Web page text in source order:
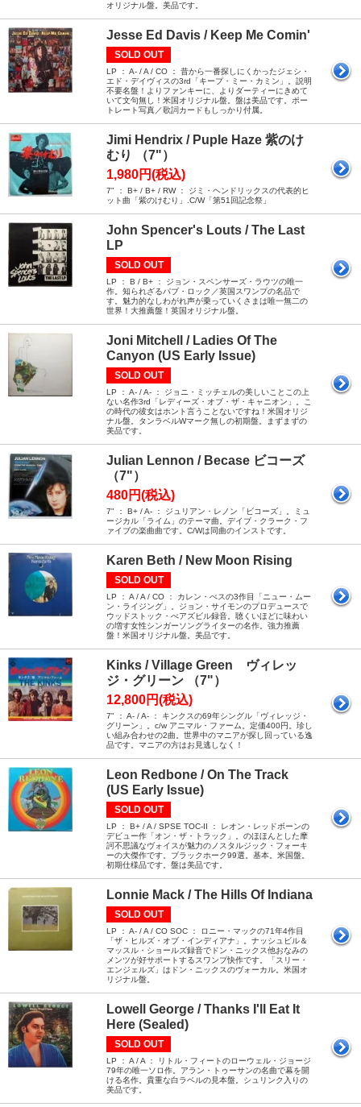
オリジナル盤。美品です。
Jesse Ed Davis / Keep Me Comin'
SOLD OUT
LP ： A- / A / CO ： 昔から一番探しにくかったジェシ・
エド・デイヴィスの3rd「キープ・ミー・カミン」。説明
不要名盤！よりファンキーに、よりダーティーにきめて
いて文句無し！米国オリジナル盤。盤は美品です。ポー
トレート写真／歌詞カードもしっかり付属。
Jimi Hendrix / Puple Haze 紫のけ
むり （7"）
1,980円(税込)
7" ： B+ / B+ / RW ： ジミ・ヘンドリックスの代表的ヒ
ット曲「紫のけむり」.C/W「第51回記念祭」
John Spencer's Louts / The Last
LP
SOLD OUT
LP ： B / B+ ： ジョン・スペンサーズ・ラウツの唯一
作。知られざるパブ・ロック／英国スワンプの名品で
す。魅力的なしわがれ声が乗っていくさまは唯一無二の
世界！大推薦盤！英国オリジナル盤。
Joni Mitchell / Ladies Of The
Canyon (US Early Issue)
SOLD OUT
LP ： A- / A- ： ジョニ・ミッチェルの美しいことこの上
ない名作3rd「レディーズ・オブ・ザ・キャニオン」。こ
の時代の彼女はホント言うことないですね！米国オリジ
ナル盤。タンラベルWマーク無しの初期盤。まずまずの
美品です。
Julian Lennon / Becase ビコーズ
（7"）
480円(税込)
7" ： B+ / A- ： ジュリアン・レノン「ビコーズ」。ミュ
ージカル「ライム」のテーマ曲。デイブ・クラーク・フ
ァイブの楽曲曲です。C/Wは同曲のインストです。
Karen Beth / New Moon Rising
SOLD OUT
LP ： A / A / CO ： カレン・べスの3作目「ニュー・ムー
ン・ライジング」。ジョン・サイモンのプロデュースで
ウッドストック・べアズビル録音。聴くいほどに味わい
の増す女性シンガーソングライターの名作。強力推薦
盤！米国オリジナル盤。美品です。
Kinks / Village Green ヴィレッ
ジ・グリーン （7"）
12,800円(税込)
7" ： A- / A- ： キンクスの69年シングル「ヴィレッジ・
グリーン」。c/w アニマル・ファーム。定価400円。珍し
い組み合わせの2曲。世界中のマニアが探し回っている逸
品です。マニアの方はお見逃しなく！
Leon Redbone / On The Track
(US Early Issue)
SOLD OUT
LP ： B+ / A / SPSE TOC-II ： レオン・レッドボーンの
デビュー作「オン・ザ・トラック」。のほほんとした摩
訶不思議なヴォイスが魅力のノスタルジック・フォーキ
ーの大傑作です。ブラックホーク99選。基本。米国盤。
初期仕様品です。盤は美品です。
Lonnie Mack / The Hills Of Indiana
SOLD OUT
LP ： A- / A / CO SOC ： ロニー・マックの71年4作目
「ザ・ヒルズ・オブ・インディアナ」。ナッシュビル＆
マッスル・ショールズ録音でドン・ニックス他おなみの
メンツが好サポートするスワンプ快作です。「スリー・
エンジェルズ」はドン・ニックスのヴォーカル。米国オ
リジナル盤。
Lowell George / Thanks I'll Eat It
Here (Sealed)
SOLD OUT
LP ： A / A ： リトル・フィートのローウェル・ジョージ
79年の唯一ソロ作。アラン・トゥーサンの名曲で幕を開
ける名作。貴重な白ラベルの見本盤。シュリンク入りの
美品です。